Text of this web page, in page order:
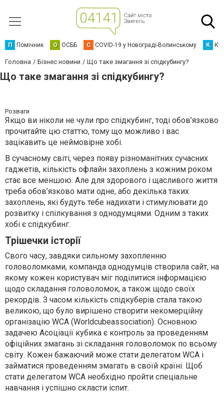
П Помічник О ОСББ C COVID-19 у Новограді-Волинському К
Головна Бізнес новини Що таке змагання зі спідкубингу?
Що таке змагання зі спідкубингу?
Розваги
Якщо ви ніколи не чули про спідкубинг, тоді обов’язково
прочитайте цю статтю, тому що можливо і вас
зацікавить це неймовірне хобі.
В сучасному світі, через появу різноманітних сучасних
гаджетів, кількість офлайн захоплень з кожним роком
стає все меншою. Але для здорового і щасливого життя
треба обов’язково мати одне, або декілька таких
захоплень, які будуть тебе надихати і стимулювати до
розвитку і спілкування з однодумцями. Одним з таких
хобі є спідкубинг.
Трішечки історії
Свого часу, завдяки сильному захопленню
головоломками, компанда однодумців створила сайт, на
якому кожен користувач міг поділитися інформацією
щодо складання головоломок, а також щодо своїх
рекордів. З часом кількість спідкуберів стала такою
великою, що було вирішено створити некомерційну
організацію WCA (Worldcubeassociation). Основною
задачею Асоціації кубика є контроль за проведенням
офіційних змагань зі складання головоломок по всьому
світу. Кожен бажаючий може стати делегатом WCA і
займатися проведенням змагать в своїй країні. Щоб
стати делегатом WCA необхідно пройти спеціальне
навчання і успішно скласти іспит.